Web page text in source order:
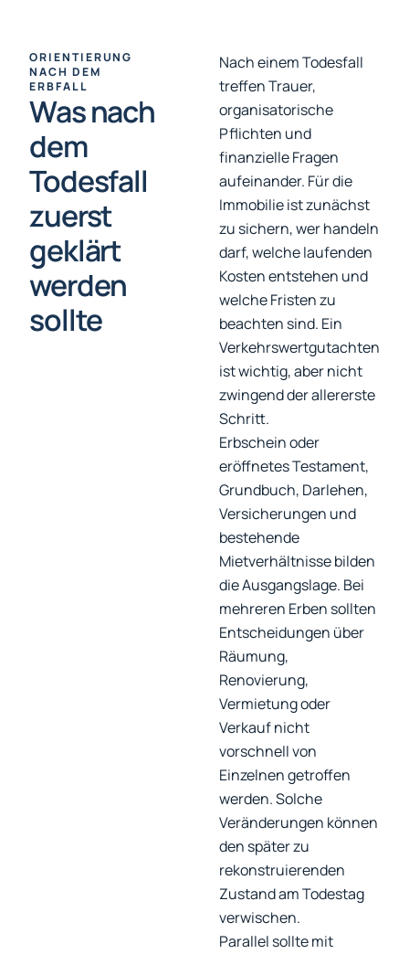
ORIENTIERUNG
NACH DEM
ERBFALL
Was nach
dem
Todesfall
zuerst
geklärt
werden
sollte
Nach einem Todesfall
treffen Trauer,
organisatorische
Pflichten und
finanzielle Fragen
aufeinander. Für die
Immobilie ist zunächst
zu sichern, wer handeln
darf, welche laufenden
Kosten entstehen und
welche Fristen zu
beachten sind. Ein
Verkehrswertgutachten
ist wichtig, aber nicht
zwingend der allererste
Schritt.
Erbschein oder
eröffnetes Testament,
Grundbuch, Darlehen,
Versicherungen und
bestehende
Mietverhältnisse bilden
die Ausgangslage. Bei
mehreren Erben sollten
Entscheidungen über
Räumung,
Renovierung,
Vermietung oder
Verkauf nicht
vorschnell von
Einzelnen getroffen
werden. Solche
Veränderungen können
den später zu
rekonstruierenden
Zustand am Todestag
verwischen.
Parallel sollte mit